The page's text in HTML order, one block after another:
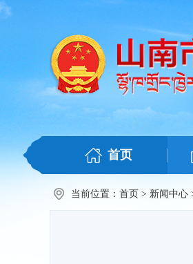
首页
当前位置： 首页 > 新闻中心